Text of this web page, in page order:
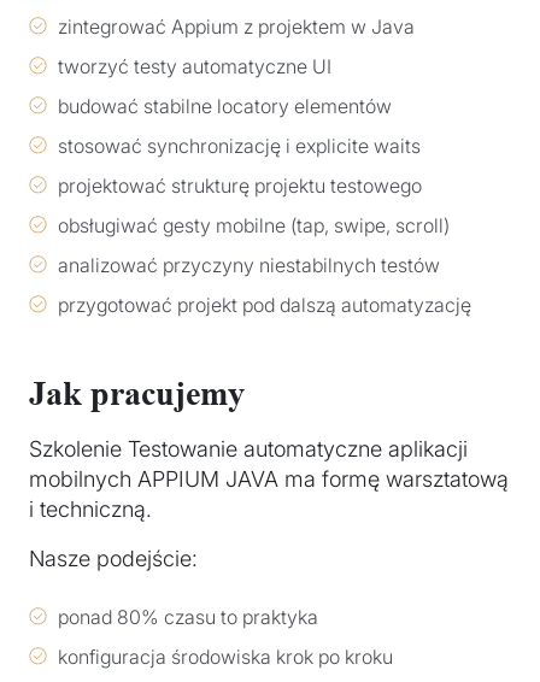
zintegrować Appium z projektem w Java
tworzyć testy automatyczne UI
budować stabilne locatory elementów
stosować synchronizację i explicite waits
projektować strukturę projektu testowego
obsługiwać gesty mobilne (tap, swipe, scroll)
analizować przyczyny niestabilnych testów
przygotować projekt pod dalszą automatyzację
Jak pracujemy
Szkolenie Testowanie automatyczne aplikacji
mobilnych APPIUM JAVA ma formę warsztatową
i techniczną.
Nasze podejście:
ponad 80% czasu to praktyka
konfiguracja środowiska krok po kroku